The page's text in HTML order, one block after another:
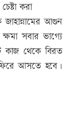
করা
আগুন
সবার ভাগ্যে
কাজ থেকে বিরত
আসতে হবে।